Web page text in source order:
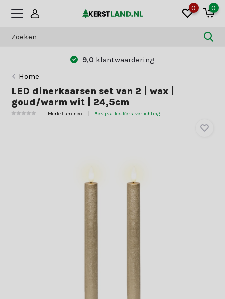
0 0
9,0 klantwaardering
Home
LED dinerkaarsen set van 2 | wax |
goud/warm wit | 24,5cm
Merk: Lumineo Bekijk alles Kerstverlichting